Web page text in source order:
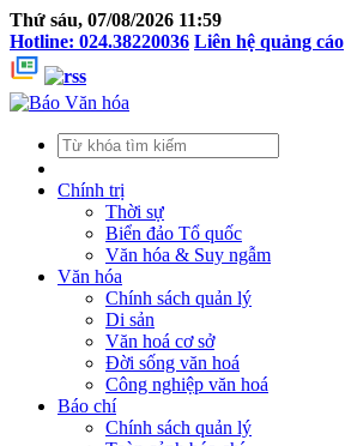
Thứ sáu, 07/08/2026 11:59
Hotline: 024.38220036 Liên hệ quảng cáo
Chính trị
Thời sự
Biển đảo Tổ quốc
Văn hóa & Suy ngẫm
Văn hóa
Chính sách quản lý
Di sản
Văn hoá cơ sở
Đời sống văn hoá
Công nghiệp văn hoá
Báo chí
Chính sách quản lý